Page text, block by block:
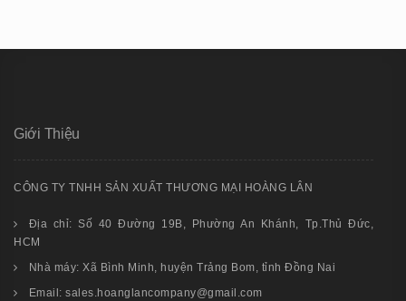
Giới Thiệu
CÔNG TY TNHH SẢN XUẤT THƯƠNG MẠI HOÀNG LÂN
Địa chỉ: Số 40 Đường 19B, Phường An Khánh, Tp.Thủ Đức,
HCM
Nhà máy: Xã Bình Minh, huyện Trảng Bom, tỉnh Đồng Nai
Email: sales.hoanglancompany@gmail.com